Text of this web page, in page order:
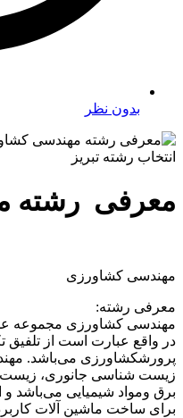
بدون نظر
معرفی رشته
مهندسی کشاورزی
معرفی رشته:
مهندسی کشاورزی مجموعه
در واقع عبارت است از تلفیق
پرورشکشاورزی می‌باشد.
زیست شناسی جانوری، زیست
برق ومواد شیمیایی می‌باشد
برای ساخت ماشین آلات